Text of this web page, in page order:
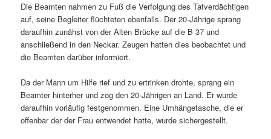
Die Beamten nahmen zu Fuß die Verfolgung des Tatverdächtigen
auf, seine Begleiter flüchteten ebenfalls. Der 20-Jährige sprang
daraufhin zunähst von der Alten Brücke auf die B 37 und
anschließend in den Neckar. Zeugen hatten dies beobachtet und
die Beamten darüber informiert.
Da der Mann um Hilfe rief und zu ertrinken drohte, sprang ein
Beamter hinterher und zog den 20-Jährigen an Land. Er wurde
daraufhin vorläufig festgenommen. Eine Umhängetasche, die er
offenbar der der Frau entwendet hatte, wurde sichergestellt.